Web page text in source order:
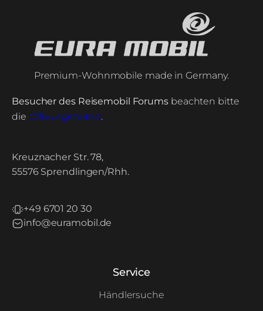
Premium-Wohnmobile made in Germany.
Besucher des Reisemobil Forums beachten bitte
die Öffnungszeiten.
Kreuznacher Str. 78,
55576 Sprendlingen/Rhh.
+49 6701 20 30
info@euramobil.de
Service
Händlersuche